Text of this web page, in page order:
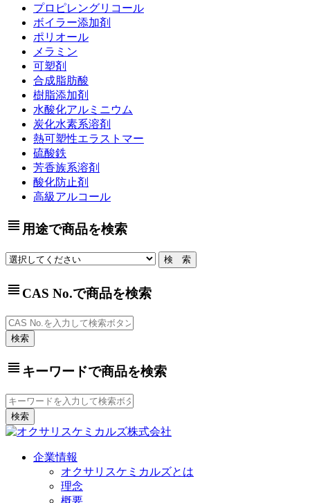
プロピレングリコール
ボイラー添加剤
ポリオール
メラミン
可塑剤
合成脂肪酸
樹脂添加剤
水酸化アルミニウム
炭化水素系溶剤
熱可塑性エラストマー
硫酸鉄
芳香族系溶剤
酸化防止剤
高級アルコール
view_headline 用途で商品を検索
view_headline CAS No.で商品を検索
view_headline キーワードで商品を検索
企業情報
オクサリスケミカルズとは
理念
概要